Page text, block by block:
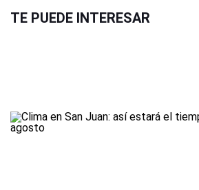
TE PUEDE INTERESAR